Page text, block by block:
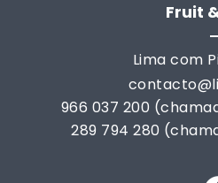
Fruit
Lima com
966 037 200
289 794 280